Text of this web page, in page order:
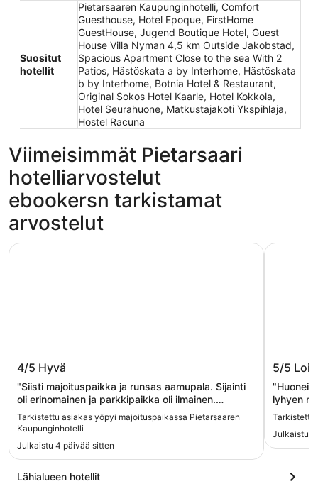
Suositut
hotellit
Pietarsaaren Kaupunginhotelli, Comfort
Guesthouse, Hotel Epoque, FirstHome
GuestHouse, Jugend Boutique Hotel, Guest
House Villa Nyman 4,5 km Outside Jakobstad,
Spacious Apartment Close to the sea With 2
Patios, Hästöskata a by Interhome, Hästöskata
b by Interhome, Botnia Hotel & Restaurant,
Original Sokos Hotel Kaarle, Hotel Kokkola,
Hotel Seurahuone, Matkustajakoti Ykspihlaja,
Hostel Racuna
Viimeisimmät Pietarsaari
hotelliarvostelut
ebookersn tarkistamat
arvostelut
Pietarsaaren Kaupunginhotelli
4/5 Hyvä
"Siisti majoituspaikka ja runsas aamupala. Sijainti
oli erinomainen ja parkkipaikka oli ilmainen.
Suosittelen!"
Tarkistettu asiakas yöpyi majoituspaikassa Pietarsaaren
Kaupunginhotelli
Julkaistu 4 päivää sitten
Pietarsaaren Kaupunginhotelli
Hotel
5/5
lyhyen
vaikka
Tarkistettu
Julkaistu
Hotel
Lähialueen hotellit